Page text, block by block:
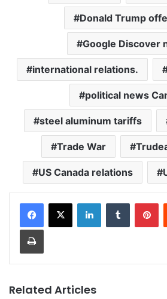
Donald Trump
Google Discover
international relations.
political news
steel aluminum tariffs
Trade War
US Canada relations
LinkedInTumblr
Print
Related Articles